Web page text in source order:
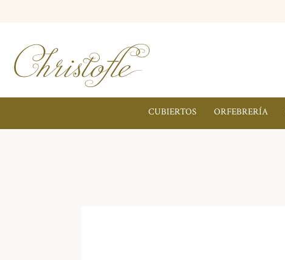
CUBIERTOS ORFEBRERÍA